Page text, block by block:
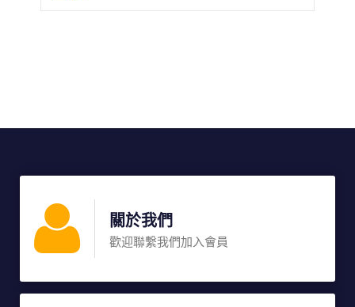
關於我們
歡迎聯繫我們加入會員